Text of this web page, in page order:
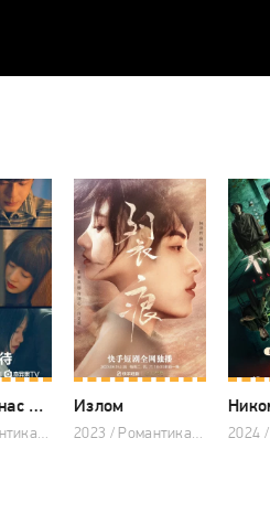
Заберите нас домой
2023 / Романтика, Драма, Китайские дорамы
Излом
2023 / Романтика, Драма, Китайские дорамы